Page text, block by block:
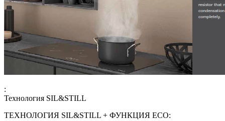
:
Технология SIL&STILL
ТЕХНОЛОГИЯ SIL&STILL + ФУНКЦИЯ ЕСО: